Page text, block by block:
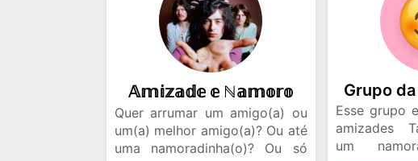
𝔸𝕞𝕚𝕫𝕒𝕕𝕖 𝕖 ℕ𝕒𝕞𝕠𝕣𝕠
Quer arrumar um amigo(a) ou
um(a) melhor amigo(a)? Ou até
uma namoradinha(o)? Ou só
Esse grupo
amizades
um